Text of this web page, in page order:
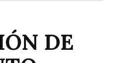
DE